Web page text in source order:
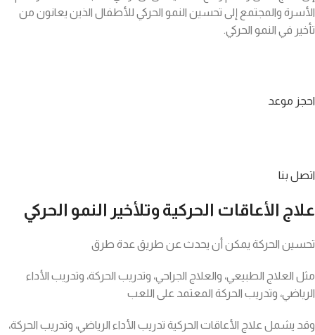
الأسرة والمجتمع إلى تحسين النمو الحركي للأطفال الذين يعانون من
تأخير في النمو الحركي.
احجز موعد
اتصل بنا
علاج الأعاقات الحركية وتلأخير النمو الحركي
تحسين الحركة يمكن أن يحدث عن طريق عدة طرق
مثل العلاج الطبيعي، والعلاج الجراحي، وتدريب الحركة، وتدريب الأداء
الرياضي، وتدريب الحركة المعتمد على اللعب
وقد يشمل علاج الأعاقات الحركية تدريب الأداء الرياضي، وتدريب الحركة،